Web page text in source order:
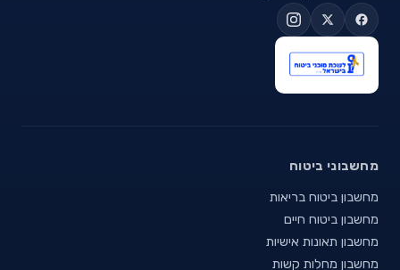
מחשבוני ביטוח
מחשבון ביטוח בריאות
מחשבון ביטוח חיים
מחשבון תאונות אישיות
מחשבון מחלות קשות